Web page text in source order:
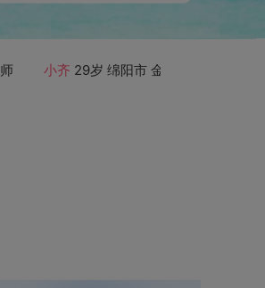
小齐29岁 绵阳市 金融/投资